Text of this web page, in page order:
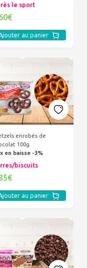
le sport
au panier
enrobés de
100g
en baisse -3%
biscuits
au panier